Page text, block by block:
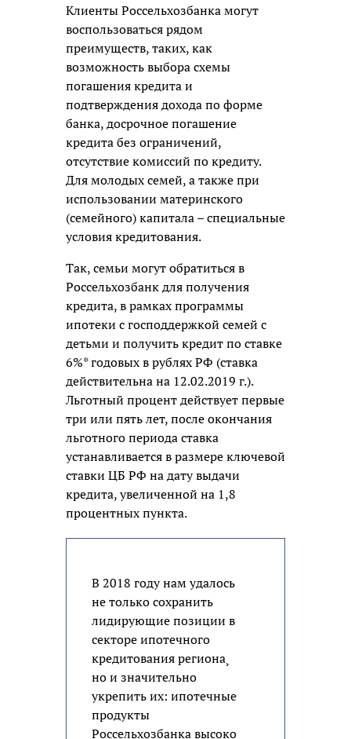
Клиенты Россельхозбанка могут
воспользоваться рядом
преимуществ, таких, как
возможность выбора схемы
погашения кредита и
подтверждения дохода по форме
банка, досрочное погашение
кредита без ограничений,
отсутствие комиссий по кредиту.
Для молодых семей, а также при
использовании материнского
(семейного) капитала – специальные
условия кредитования.
Так, семьи могут обратиться в
Россельхозбанк для получения
кредита, в рамках программы
ипотеки с господдержкой семей с
детьми и получить кредит по ставке
6%* годовых в рублях РФ (ставка
действительна на 12.02.2019 г.).
Льготный процент действует первые
три или пять лет, после окончания
льготного периода ставка
устанавливается в размере ключевой
ставки ЦБ РФ на дату выдачи
кредита, увеличенной на 1,8
процентных пункта.
В 2018 году нам удалось
не только сохранить
лидирующие позиции в
секторе ипотечного
кредитования региона¸
но и значительно
укрепить их: ипотечные
продукты
Россельхозбанка высоко